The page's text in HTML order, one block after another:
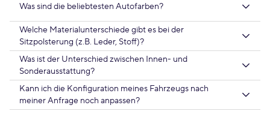
Was sind die beliebtesten Autofarben?
Welche Materialunterschiede gibt es bei der
Sitzpolsterung (z.B. Leder, Stoff)?
Was ist der Unterschied zwischen Innen- und
Sonderausstattung?
Kann ich die Konfiguration meines Fahrzeugs nach
meiner Anfrage noch anpassen?